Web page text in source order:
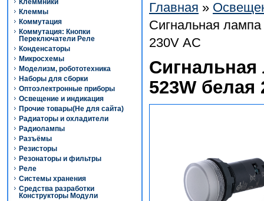
Клеммники
Клеммы
Коммутация
Коммутация: Кнопки
Переключатели Реле
Конденсаторы
Микросхемы
Моделизм, робототехника
Наборы для сборки
Оптоэлектронные приборы
Освещение и индикация
Прочие товары(Не для сайта)
Радиаторы и охладители
Радиолампы
Разъёмы
Резисторы
Резонаторы и фильтры
Реле
Системы хранения
Средства разработки
Конструкторы Модули
Главная »
Сигнальная
230V АС
Сигнальная
523W